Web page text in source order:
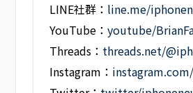
LINE社群： line.me/
YouTube：youtube/
Threads： threads.net/
Instagram：